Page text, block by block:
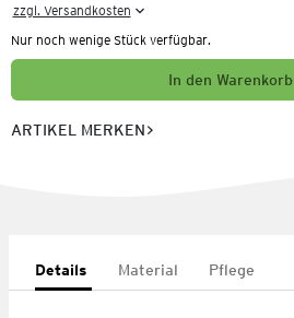
zzgl. Versandkosten
Nur noch wenige Stück verfügbar.
In den Warenkorb
ARTIKEL MERKEN
Details Material Pflege